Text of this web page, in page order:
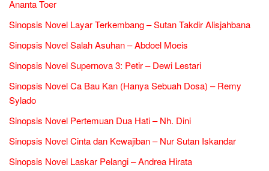
Ananta Toer
Sinopsis Novel Layar Terkembang – Sutan Takdir Alisjahbana
Sinopsis Novel Salah Asuhan – Abdoel Moeis
Sinopsis Novel Supernova 3: Petir – Dewi Lestari
Sinopsis Novel Ca Bau Kan (Hanya Sebuah Dosa) – Remy
Sylado
Sinopsis Novel Pertemuan Dua Hati – Nh. Dini
Sinopsis Novel Cinta dan Kewajiban – Nur Sutan Iskandar
Sinopsis Novel Laskar Pelangi – Andrea Hirata